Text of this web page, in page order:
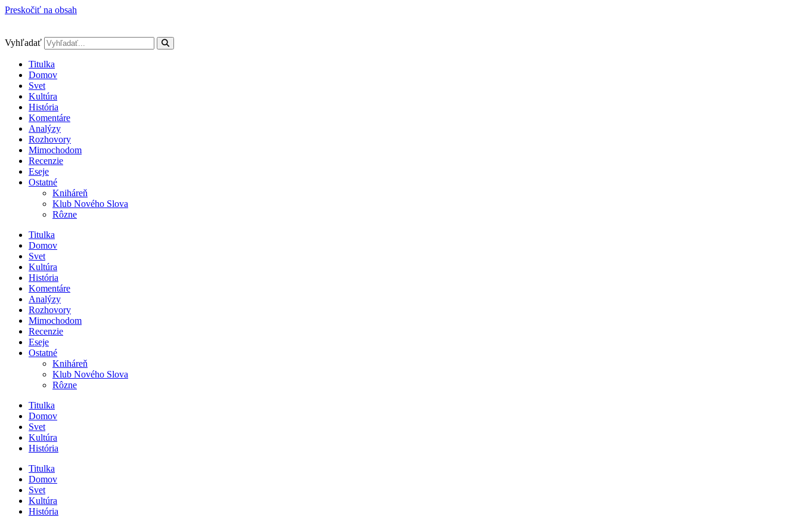
Preskočiť na obsah
Vyhľadať
Titulka
Domov
Svet
Kultúra
História
Komentáre
Analýzy
Rozhovory
Mimochodom
Recenzie
Eseje
Ostatné
Kniháreň
Klub Nového Slova
Rôzne
Titulka
Domov
Svet
Kultúra
História
Komentáre
Analýzy
Rozhovory
Mimochodom
Recenzie
Eseje
Ostatné
Kniháreň
Klub Nového Slova
Rôzne
Titulka
Domov
Svet
Kultúra
História
Titulka
Domov
Svet
Kultúra
História